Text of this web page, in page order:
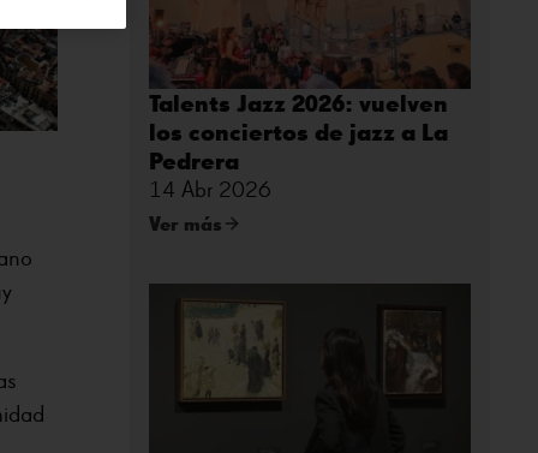
Talents Jazz 2026: vuelven
los conciertos de jazz a La
Pedrera
14 Abr 2026
Ver más